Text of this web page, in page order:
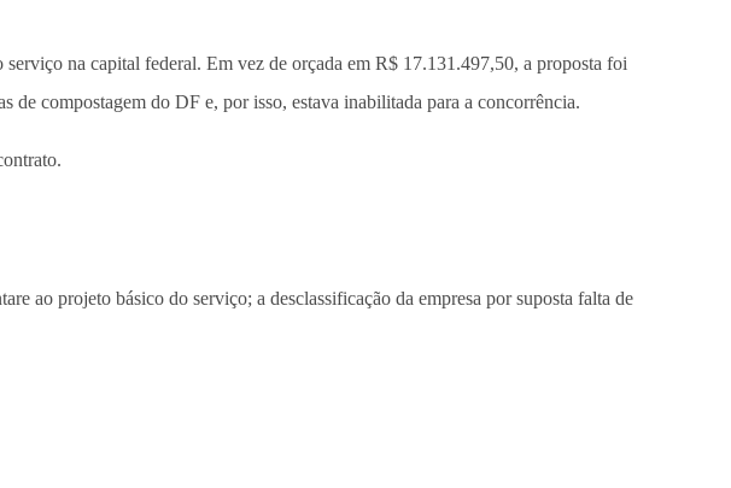
na capital federal. Em vez de orçada em R$ 17.131.497,50, a proposta foi
de compostagem do DF e, por isso, estava inabilitada para a concorrência.
ao projeto básico do serviço; a desclassificação da empresa por suposta falta de